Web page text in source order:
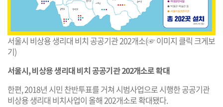
서울시 비상용 생리대 비치 공공기관 202개소(☞ 이미지 클릭 크게보
기)
서울시, 비상용 생리대 비치 공공기관 202개소로 확대
한편, 2018년 시민 찬반투표를 거쳐 시범사업으로 시행한 공공기관
비상용 생리대 비치사업이 올해 202개소로 확대됐다.